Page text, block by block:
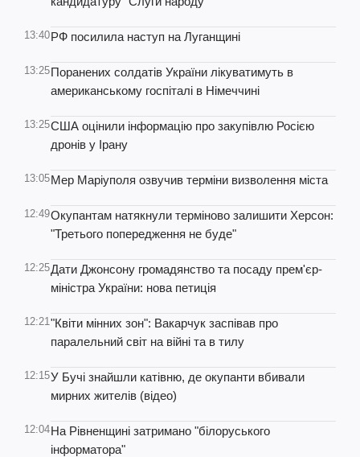
13:40РФ посилила наступ на Луганщині
13:25Поранених солдатів України лікуватимуть в
американському госпіталі в Німеччині
13:25США оцінили інформацію про закупівлю Росією
дронів у Ірану
13:05Мер Маріуполя озвучив терміни визволення міста
12:49Окупантам натякнули терміново залишити Херсон:
"Третього попередження не буде"
12:25Дати Джонсону громадянство та посаду прем'єр-
міністра України: нова петиція
12:21"Квіти мінних зон": Вакарчук заспівав про
паралельний світ на війні та в тилу
12:15У Бучі знайшли катівню, де окупанти вбивали
мирних жителів (відео)
12:04На Рівненщині затримано "білоруського
інформатора"